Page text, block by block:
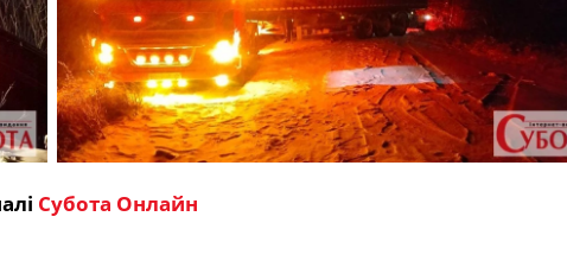
Субота Онлайн